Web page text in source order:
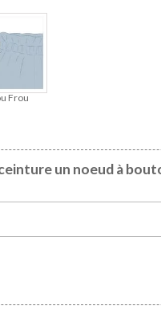
Frou
un noeud à